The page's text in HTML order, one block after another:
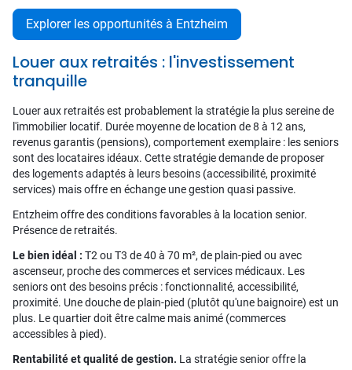
Explorer les opportunités à Entzheim
Louer aux retraités : l'investissement
tranquille
Louer aux retraités est probablement la stratégie la plus sereine de
l'immobilier locatif. Durée moyenne de location de 8 à 12 ans,
revenus garantis (pensions), comportement exemplaire : les seniors
sont des locataires idéaux. Cette stratégie demande de proposer
des logements adaptés à leurs besoins (accessibilité, proximité
services) mais offre en échange une gestion quasi passive.
Entzheim offre des conditions favorables à la location senior.
Présence de retraités.
Le bien idéal : T2 ou T3 de 40 à 70 m², de plain-pied ou avec
ascenseur, proche des commerces et services médicaux. Les
seniors ont des besoins précis : fonctionnalité, accessibilité,
proximité. Une douche de plain-pied (plutôt qu'une baignoire) est un
plus. Le quartier doit être calme mais animé (commerces
accessibles à pied).
Rentabilité et qualité de gestion. La stratégie senior offre la